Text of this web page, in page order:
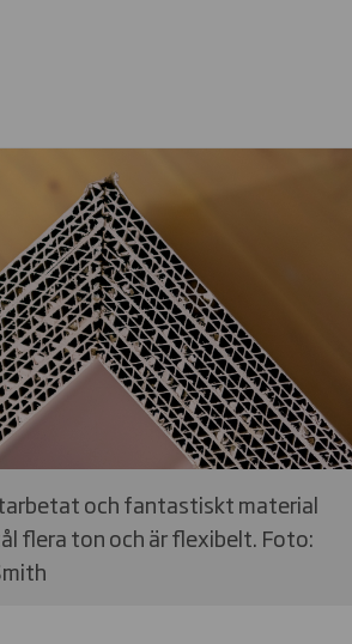
och fantastiskt material
flera ton och är flexibelt. Foto: